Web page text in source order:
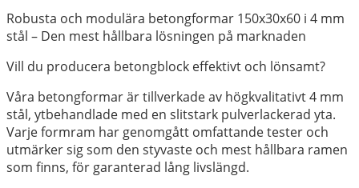
Robusta och modulära betongformar 150x30x60 i 4 mm
stål – Den mest hållbara lösningen på marknaden
Vill du producera betongblock effektivt och lönsamt?
Våra betongformar är tillverkade av högkvalitativt 4 mm
stål, ytbehandlade med en slitstark pulverlackerad yta.
Varje formram har genomgått omfattande tester och
utmärker sig som den styvaste och mest hållbara ramen
som finns, för garanterad lång livslängd.